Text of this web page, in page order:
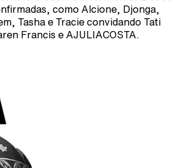
como Alcione, Djonga,
Tasha e Tracie convidando Tati
Francis e AJULIACOSTA.